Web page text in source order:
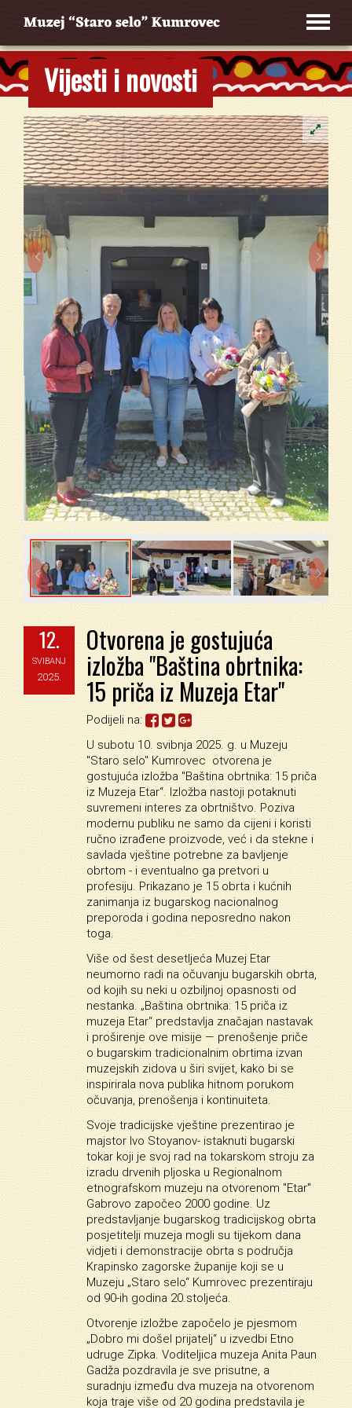
Vijesti i novosti
 
 
12.
SVIBANJ
2025.
Otvorena je gostujuća
izložba "Baština obrtnika:
15 priča iz Muzeja Etar"
Podijeli na:
U subotu 10. svibnja 2025. g. u Muzeju
"Staro selo" Kumrovec otvorena je
gostujuća izložba "Baština obrtnika: 15 priča
iz Muzeja Etar“. Izložba nastoji potaknuti
suvremeni interes za obrtništvo. Poziva
modernu publiku ne samo da cijeni i koristi
ručno izrađene proizvode, već i da stekne i
savlada vještine potrebne za bavljenje
obrtom - i eventualno ga pretvori u
profesiju. Prikazano je 15 obrta i kućnih
zanimanja iz bugarskog nacionalnog
preporoda i godina neposredno nakon
toga.
Više od šest desetljeća Muzej Etar
neumorno radi na očuvanju bugarskih obrta,
od kojih su neki u ozbiljnoj opasnosti od
nestanka. „Baština obrtnika: 15 priča iz
muzeja Etar“ predstavlja značajan nastavak
i proširenje ove misije — prenošenje priče
o bugarskim tradicionalnim obrtima izvan
muzejskih zidova u širi svijet, kako bi se
inspirirala nova publika hitnom porukom
očuvanja, prenošenja i kontinuiteta.
Svoje tradicijske vještine prezentirao je
majstor Ivo Stoyanov- istaknuti bugarski
tokar koji je svoj rad na tokarskom stroju za
izradu drvenih pljoska u Regionalnom
etnografskom muzeju na otvorenom "Etar"
Gabrovo započeo 2000 godine. Uz
predstavljanje bugarskog tradicijskog obrta
posjetitelji muzeja mogli su tijekom dana
vidjeti i demonstracije obrta s područja
Krapinsko zagorske županije koji se u
Muzeju „Staro selo“ Kumrovec prezentiraju
od 90-ih godina 20.stoljeća.
Otvorenje izložbe započelo je pjesmom
„Dobro mi došel prijatelj“ u izvedbi Etno
udruge Zipka. Voditeljica muzeja Anita Paun
Gadža pozdravila je sve prisutne, a
suradnju između dva muzeja na otvorenom
koja traje više od 20 godina predstavila je